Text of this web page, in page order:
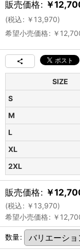
販売価格: ￥
(税込: ￥ 13,970)
希望小売価格: ￥
SIZE
S
M
L
XL
2XL
販売価格: ￥
(税込: ￥ 13,970)
希望小売価格: ￥
数量: